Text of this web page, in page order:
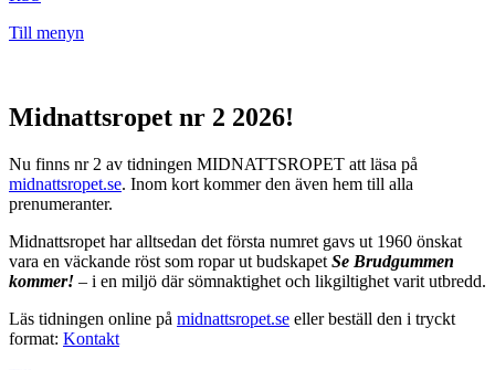
Till menyn
Midnattsropet nr 2 2026!
Nu finns nr 2 av tidningen MIDNATTSROPET att läsa på
midnattsropet.se. Inom kort kommer den även hem till alla
prenumeranter.
Midnattsropet har alltsedan det första numret gavs ut 1960 önskat
vara en väckande röst som ropar ut budskapet Se Brudgummen
kommer! – i en miljö där sömnaktighet och likgiltighet varit utbredd.
Läs tidningen online på midnattsropet.se eller beställ den i tryckt
format: Kontakt